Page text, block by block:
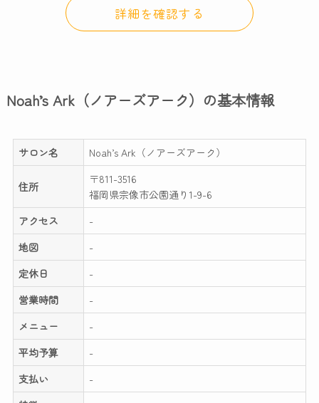
詳細を確認する
Noah’s Ark（ノアーズアーク）の基本情報
サロン名 Noah’s Ark（ノアーズアーク）
住所
〒811-3516
福岡県宗像市公園通り1-9-6
アクセス
-
地図
-
定休日
-
営業時間
-
メニュー
-
平均予算
-
支払い
-